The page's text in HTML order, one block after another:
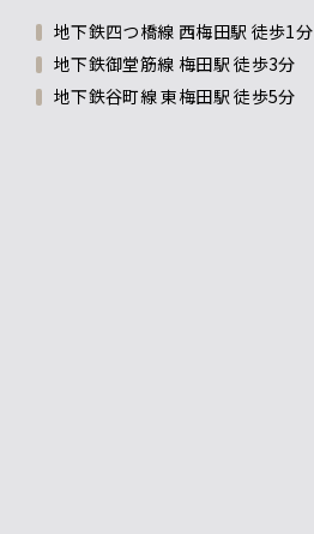
地下鉄四つ橋線 西梅田駅 徒歩1分
地下鉄御堂筋線 梅田駅 徒歩3分
地下鉄谷町線 東梅田駅 徒歩5分